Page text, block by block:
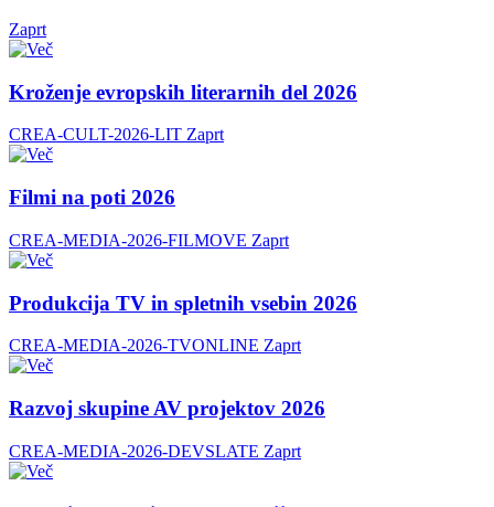
Zaprt
Kroženje evropskih literarnih del 2026
CREA-CULT-2026-LIT Zaprt
Filmi na poti 2026
CREA-MEDIA-2026-FILMOVE Zaprt
Produkcija TV in spletnih vsebin 2026
CREA-MEDIA-2026-TVONLINE Zaprt
Razvoj skupine AV projektov 2026
CREA-MEDIA-2026-DEVSLATE Zaprt